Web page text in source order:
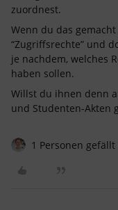
zuordnest.
Wenn du das
“Zugriffsrechte” und
je nachdem, welches
haben sollen.
Willst du ihnen denn
und Studenten-Akten
1 Personen gefällt